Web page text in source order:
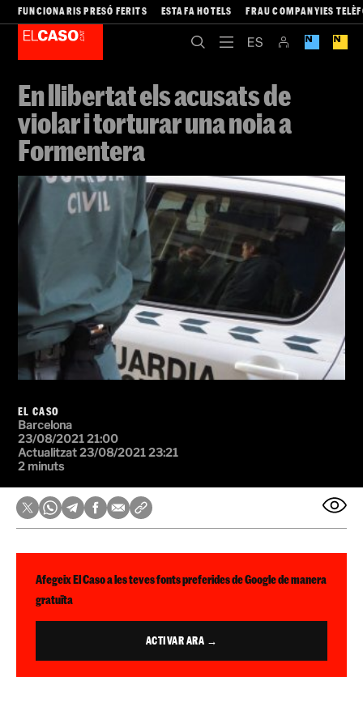
FUNCIONARIS PRESÓ FERITS ESTAFA HOTELS FRAU COMPANYIES
En llibertat els acusats de
violar i torturar una noia a
Formentera
EL CASO
Barcelona
23/08/2021 21:00
Actualitzat 23/08/2021 23:21
2 minuts
Afegeix El Caso a les teves fonts preferides de Google de manera
gratuïta
ACTIVAR ARA →